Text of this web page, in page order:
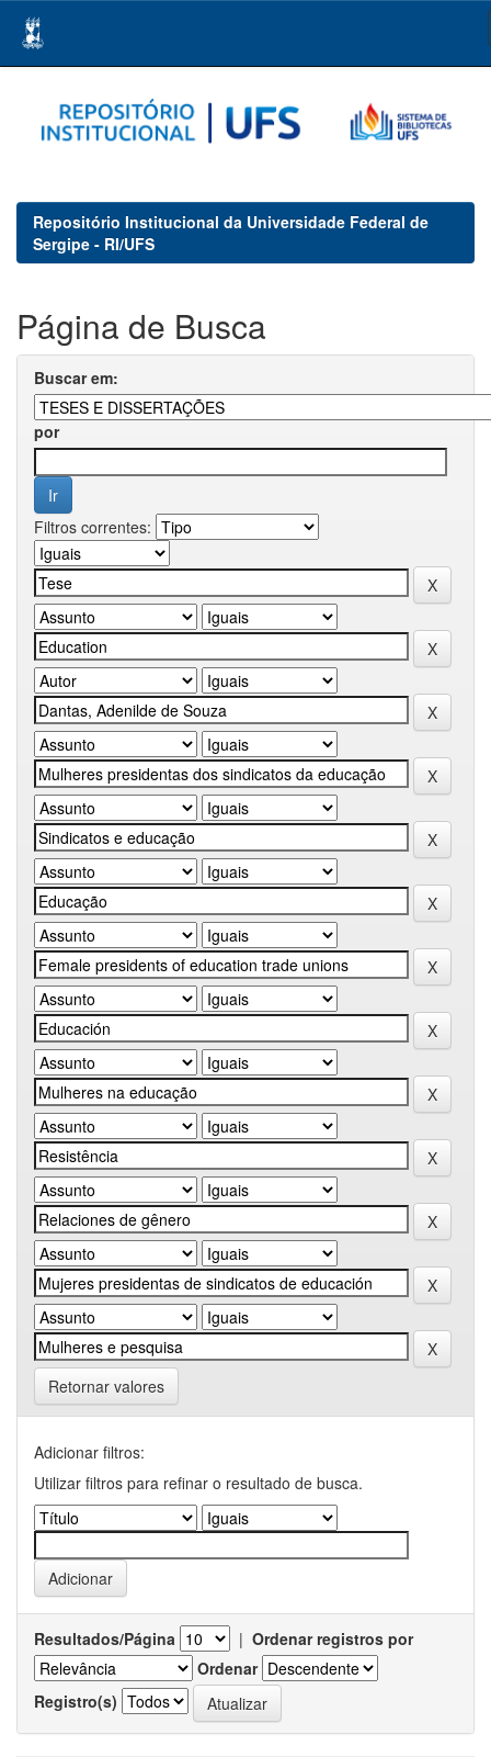
navigation
Repositório Institucional da Universidade Federal de
Sergipe - RI/UFS
Página de Busca
Buscar em:
por
Filtros correntes:
Retornar valores
Adicionar filtros:
Utilizar filtros para refinar o resultado de busca.
Resultados/Página | Ordenar registros por
Ordenar
Registro(s)